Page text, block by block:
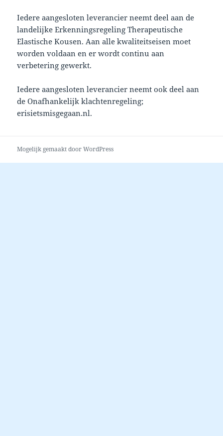
Iedere aangesloten leverancier neemt deel aan de
landelijke Erkenningsregeling Therapeutische
Elastische Kousen. Aan alle kwaliteitseisen moet
worden voldaan en er wordt continu aan
verbetering gewerkt.
Iedere aangesloten leverancier neemt ook deel aan
de Onafhankelijk klachtenregeling;
erisietsmisgegaan.nl.
Mogelijk gemaakt door WordPress